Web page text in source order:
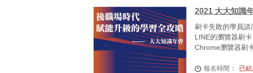
2021 大大知識
刷卡失敗的學員
LINE的瀏覽器刷
Chrome瀏覽器刷
報名時間： 已